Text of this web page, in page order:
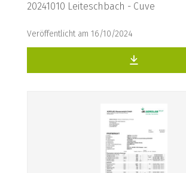
20241010 Leiteschbach - Cuve
Veröffentlicht am 16/10/2024